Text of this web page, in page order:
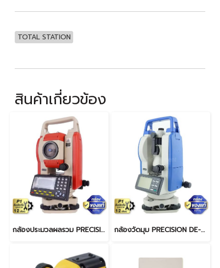
TOTAL STATION
สินค้าเกี่ยวข้อง
กล้องประมวลผลรวม PRECISION GT-205 Non-prism กล้องวัดมุม PRECISION DE-2L